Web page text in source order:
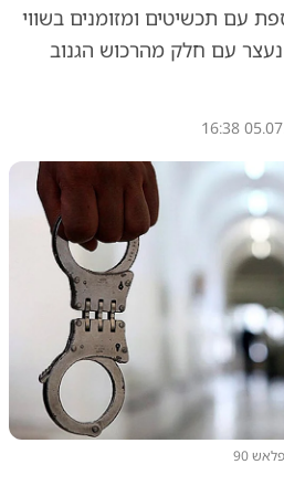
עם תכשיטים ומזומנים בשווי
נעצר עם חלק מהרכוש הגנוב
90